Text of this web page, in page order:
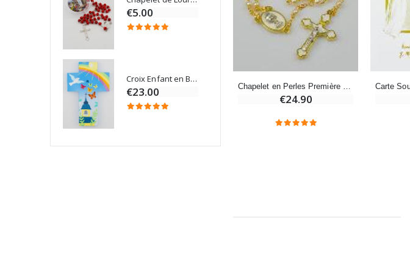
€5.00
Croix Enfant en Bois Eglise Papillons et Arc-en-ciel 15 cm
€23.00
€9.90
€4.90 Chapelet en Perles Première Communion Doré + Médaille de Communion
€24.90